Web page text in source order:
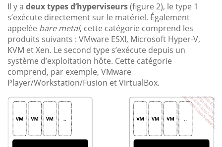
Il y a deux types d’hyperviseurs(figure 2), le type 1
s’exécute directement sur le matériel. Également
appelée bare metal, cette catégorie comprend les
produits suivants : VMware ESXI, Microsoft Hyper-V,
KVM et Xen. Le second type s’exécute depuis un
système d’exploitation hôte. Cette catégorie
comprend, par exemple, VMware
Player/Workstation/Fusion et VirtualBox.